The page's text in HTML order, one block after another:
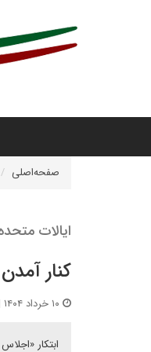
صفحه‌اصلی
ایالات
کنار
ابتکار